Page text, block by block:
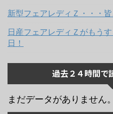
新型フェアレディＺ・・・
日産フェアレディＺがもう
日！
過去２４時間で
まだデータがありません。